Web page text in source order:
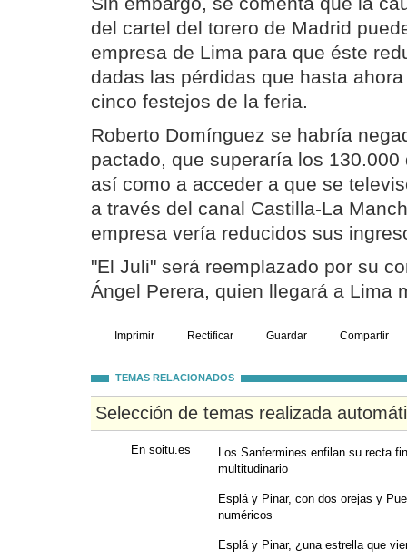
del cartel del torero de Madrid
empresa de Lima para que éste
dadas las pérdidas que hasta
cinco festejos de la feria.
Roberto Domínguez se habría
pactado, que superaría los
así como a acceder a que se
a través del canal Castilla-La
empresa vería reducidos sus
"El Juli" será reemplazado por su
Ángel Perera, quien llegará a Lima
Imprimir Rectificar Guardar Compartir
TEMAS RELACIONADOS
Selección de temas realizada
En soitu.es
Los Sanfermines enfilan su recta
multitudinario
Esplá y Pinar, con dos orejas y
numéricos
Esplá y Pinar, ¿una estrella que